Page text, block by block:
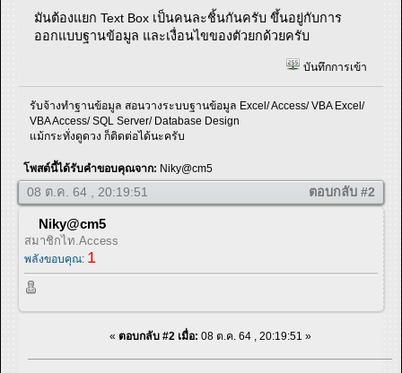
มันต้องแยก Text Box เป็นคนละชิ้นกันครับ ขึ้นอยู่กับการ
ออกแบบฐานข้อมูล และเงื่อนไขของตัวยกด้วยครับ
บันทึกการเข้า
รับจ้างทำฐานข้อมูล สอนวางระบบฐานข้อมูล Excel/ Access/ VBA Excel/
VBA Access/ SQL Server/ Database Design
แม้กระทั่งดูดวง ก็ติดต่อได้นะครับ
โพสต์นี้ได้รับคำขอบคุณจาก: Niky@cm5
08 ต.ค. 64 , 20:19:51 ตอบกลับ #2
Niky@cm5
สมาชิกไท.Access
พลังขอบคุณ: 1
« ตอบกลับ #2 เมื่อ: 08 ต.ค. 64 , 20:19:51 »